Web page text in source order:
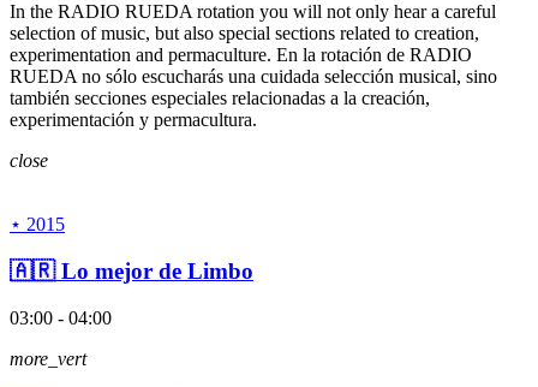
In the RADIO RUEDA rotation you will not only hear a careful
selection of music, but also special sections related to creation,
experimentation and permaculture. En la rotación de RADIO
RUEDA no sólo escucharás una cuidada selección musical, sino
también secciones especiales relacionadas a la creación,
experimentación y permacultura.
close
⋆ 2015
🇦🇷 Lo mejor de Limbo
03:00 - 04:00
more_vert